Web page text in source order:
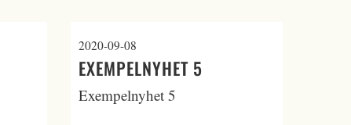
2020-09-08
EXEMPELNYHET 5
Exempelnyhet 5